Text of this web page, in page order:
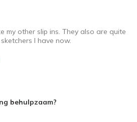
my other slip ins. They also are quite
I have now.
behulpzaam?